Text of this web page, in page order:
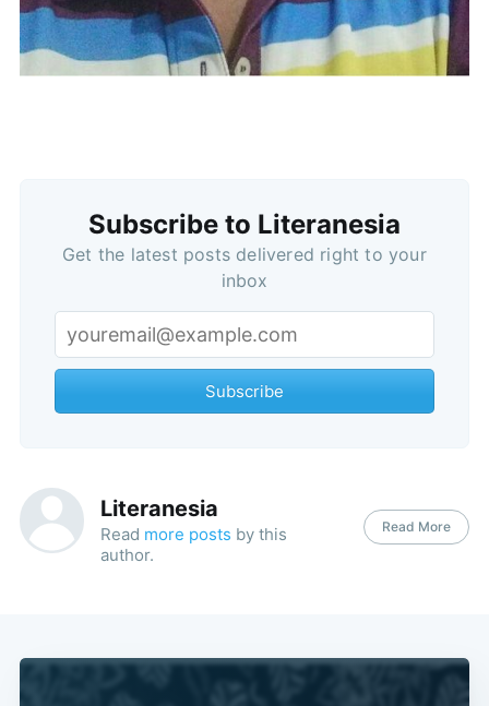
Subscribe to Literanesia
Get the latest posts delivered right to your
inbox
Subscribe
Literanesia
Read more posts by this
author.
Read More